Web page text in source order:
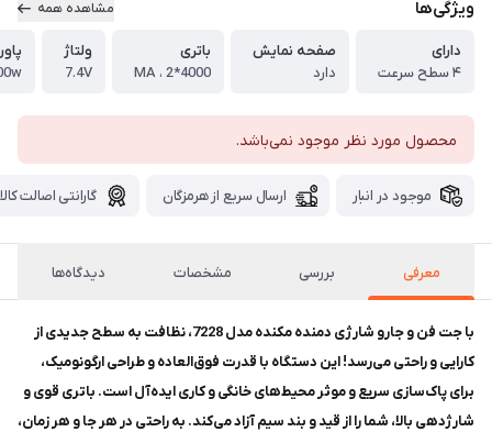
ویژگی‌ها مشاهده همه
دارای
۴ سطح سرعت
صفحه نمایش
دارد
باتری
4000*2 ، MA
ولتاژ
7.4V
پاور
محصول مورد نظر موجود نمی‌باشد.
موجود در انبار ارسال سریع از هرمزگان گارانتی اصالت کالا
معرفی بررسی مشخصات دیدگاه‌ها
با جت فن و جارو شارژی دمنده مکنده مدل 7228، نظافت به سطح جدیدی از
کارایی و راحتی می‌رسد! این دستگاه با قدرت فوق‌العاده و طراحی ارگونومیک،
برای پاک‌سازی سریع و موثر محیط‌های خانگی و کاری ایده‌آل است. باتری قوی و
شارژدهی بالا، شما را از قید و بند سیم آزاد می‌کند. به راحتی در هر جا و هر زمان،